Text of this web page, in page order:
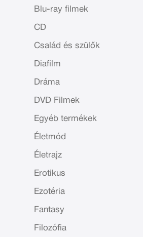
Blu-ray filmek
CD
Család és szülők
Diafilm
Dráma
DVD Filmek
Egyéb termékek
Életmód
Életrajz
Erotikus
Ezotéria
Fantasy
Filozófia